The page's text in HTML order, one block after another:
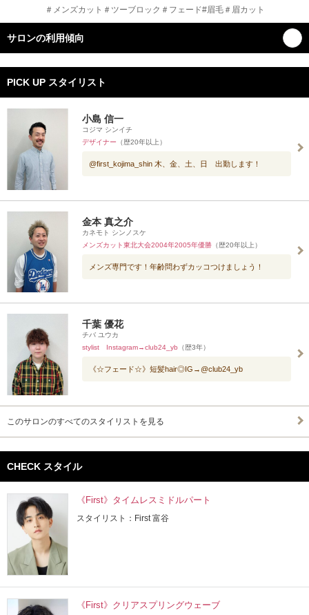
＃メンズカット＃ツーブロック＃フェード#眉毛＃眉カット
サロンの利用傾向
PICK UP スタイリスト
小島 信一
コジマ シンイチ
デザイナー （歴20年以上）
@first_kojima_shin 木、金、土、日 出勤します！
金本 真之介
カネモト シンノスケ
メンズカット東北大会2004年2005年優勝 （歴20年以上）
メンズ専門です！年齢問わずカッコつけましょう！
千葉 優花
チバ ユウカ
stylist Instagram→club24_yb （歴3年）
《☆フェード☆》短髪hair◎IG→@club24_yb
このサロンのすべてのスタイリストを見る
CHECK スタイル
《First》タイムレスミドルパート
スタイリスト：First 富谷
《First》クリアスプリングウェーブ